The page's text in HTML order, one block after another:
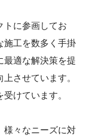
トに参画してお
施工を数多く手掛
最適な解決策を提
させています。
けています。
様々なニーズに対